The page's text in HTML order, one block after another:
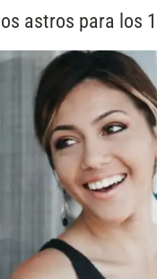
astros para los